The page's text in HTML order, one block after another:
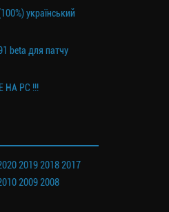
український
beta для патчу
НА PC !!!
201920182017
20092008